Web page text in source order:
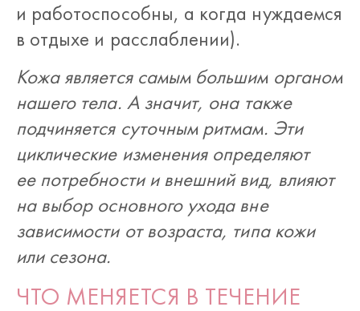
и работоспособны, а когда нуждаемся
в отдыхе и расслаблении).
Кожа является самым большим органом
нашего тела. А значит, она также
подчиняется суточным ритмам. Эти
циклические изменения определяют
ее потребности и внешний вид, влияют
на выбор основного ухода вне
зависимости от возраста, типа кожи
или сезона.
ЧТО МЕНЯЕТСЯ В ТЕЧЕНИЕ